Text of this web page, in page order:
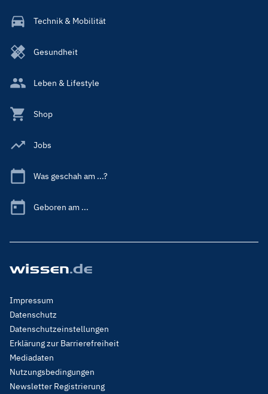
Technik & Mobilität
Gesundheit
Leben & Lifestyle
Shop
Jobs
Was geschah am ...?
Geboren am ...
Footer
Menu
Legal
Impressum
Datenschutz
Datenschutzeinstellungen
Erklärung zur Barrierefreiheit
Mediadaten
Nutzungsbedingungen
Newsletter Registrierung